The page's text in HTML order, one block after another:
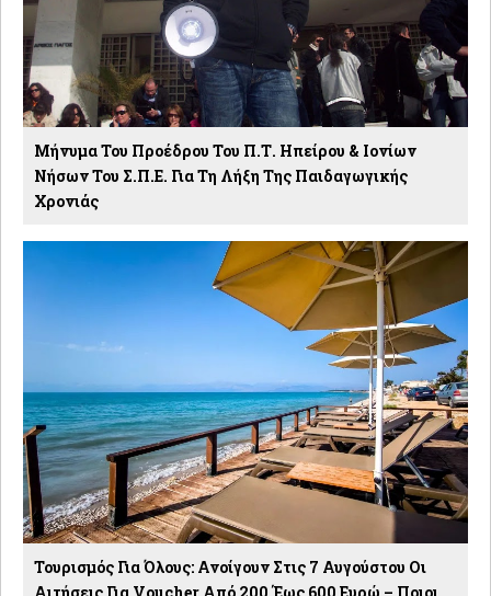
Μήνυμα Του Προέδρου Του Π.Τ. Ηπείρου & Ιονίων
Νήσων Του Σ.Π.Ε. Για Τη Λήξη Της Παιδαγωγικής
Χρονιάς
Τουρισμός Για Όλους: Ανοίγουν Στις 7 Αυγούστου Οι